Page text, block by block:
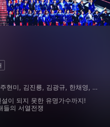
현미, 김진룡, 김광규, 한채영, 양
이 되지 못한 유명가수까지!
들의 서열전쟁